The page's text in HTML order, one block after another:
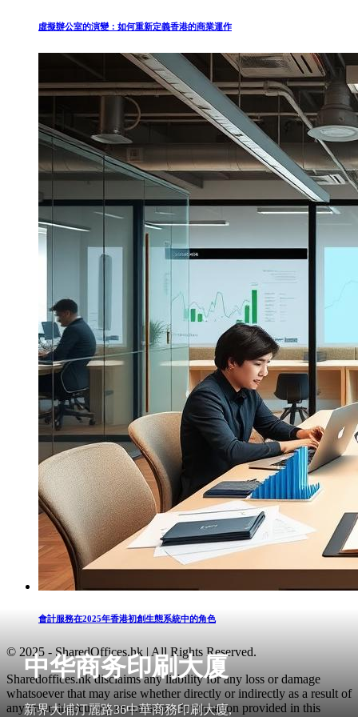
中华商务印刷大厦
新界大埔汀麗路36中華商務印刷大廈,
虛擬辦公室的演變：如何重新定義香港的商業運作
會計服務在2025年香港初創生態系統中的角色
© 2025 - SharedOffices.hk | All Rights Reserved.
Sharedoffices.hk disclaims any liability for any loss or damage
whatsoever that may arise whether directly or indirectly as a result of
any error, inaccuracy or omission. Information provided in this